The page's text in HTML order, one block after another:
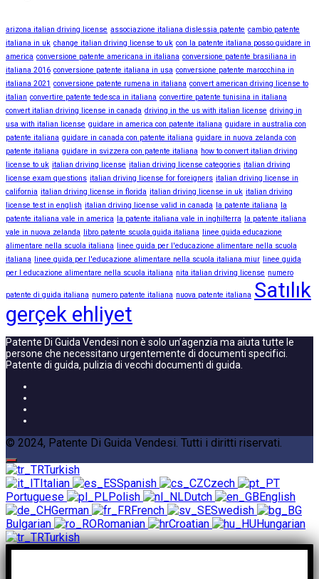
arizona italian driving license associazione italiana dislessia patente cambio patente
italiana in uk change italian driving license to uk con la patente italiana posso guidare in
america conversione patente americana in italiana conversione patente brasiliana in
italiana 2016 conversione patente italiana in usa conversione patente marocchina in
italiana 2021 conversione patente rumena in italiana convert american driving license to
italian convertire patente tedesca in italiana convertire patente tunisina in italiana
convert italian driving license in canada driving in the us with italian license driving in
usa with italian license guidare in america con patente italiana guidare in australia con
patente italiana guidare in canada con patente italiana guidare in nuova zelanda con
patente italiana guidare in svizzera con patente italiana how to convert italian driving
license to uk italian driving license italian driving license categories italian driving
license exam questions italian driving license for foreigners italian driving license in
california italian driving license in florida italian driving license in uk italian driving
license test in english italian driving license valid in canada la patente italiana
la
patente italiana vale in america
la patente italiana vale in inghilterra
la patente italiana
vale in nuova zelanda
libro patente scuola guida italiana
linee guida educazione
alimentare nella scuola italiana
linee guida per l'educazione alimentare nella scuola
italiana
linee guida per l'educazione alimentare nella scuola italiana miur linee guida
per l educazione alimentare nella scuola italiana nita italian driving license numero
patente di guida italiana numero patente italiana nuova patente italiana Satılık
gerçek ehliyet
Patente Di Guida Vendesi non è solo un’agenzia ma aiuta tutte le
persone che necessitano urgentemente di documenti specifici.
Patente di guida, pulizia di vecchi documenti di guida.
© 2024, Patente Di Guida Vendesi. Tutti i diritti riservati.
Turkish
Italian
Spanish
Czech
Portuguese
Polish Dutch
English
German
French
Swedish
Bulgarian
Romanian Croatian
Hungarian
Turkish